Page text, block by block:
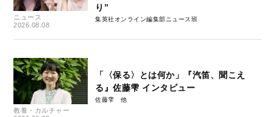
ニュース
2026.08.08
り”
集英社オンライン編集部ニュース班
教養・カルチャー
「〈保る〉とは何か」『汽笛、聞こえ
る』佐藤雫 インタビュー
佐藤雫